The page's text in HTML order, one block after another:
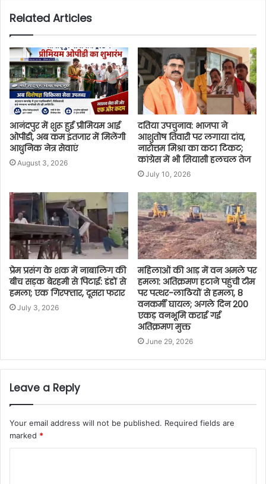
Related Articles
आनंदपुर में शुरू हुई प्रीमियम आई
ओपीडी, अब कम इंतजार में मिलेंगी
आधुनिक नेत्र सेवाएं
August 3, 2026
दतिया उपचुनाव: भाजपा ने
आशुतोष तिवारी पर लगाया दांव,
नारोत्तम मिश्रा का कटा टिकट;
कांग्रेस में भी सियासी हलचल तेज
July 10, 2026
प्रेम प्रसंग के शक में नाबालिग की
बीच सड़क बेरहमी से पिटाई: डंडों से
हमला; एक गिरफ्तार, दूसरा फरार
July 3, 2026
महिलाओं की आड़ में वन अमले पर
हमला: अतिक्रमण हटाने पहुंची टीम
पर पत्थर-लाठियों से हमला, 8
वनकर्मी घायल; अगले दिन 200
एकड़ वनभूमि कराई गई
अतिक्रमण मुक्त
June 29, 2026
Leave a Reply
Your email address will not be published. Required fields are
marked *